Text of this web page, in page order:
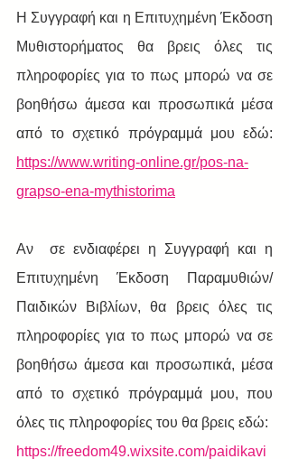
Η Συγγραφή και η Επιτυχημένη Έκδοση
Μυθιστορήματος θα βρεις όλες τις
πληροφορίες για το πως μπορώ να σε
βοηθήσω άμεσα και προσωπικά μέσα
https://www.writing-online.gr/pos-na-
grapso-ena-mythistorima
Αν  σε ενδιαφέρει η Συγγραφή και η
Επιτυχημένη Έκδοση Παραμυθιών/
Παιδικών Βιβλίων, θα βρεις όλες τις
πληροφορίες για το πως μπορώ να σε
βοηθήσω άμεσα και προσωπικά, μέσα
από το σχετικό πρόγραμμά μου, που
όλες τις πληροφορίες του θα βρεις εδώ:
https://freedom49.wixsite.com/paidikavi